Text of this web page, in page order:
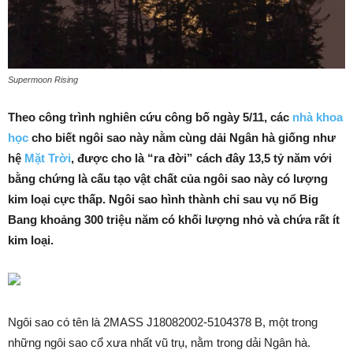
Supermoon Rising
Theo công trình nghiên cứu công bố ngày 5/11, các nhà khoa
học cho biết ngôi sao này nằm cùng dải Ngân hà giống như
hệ Mặt Trời, được cho là “ra đời” cách đây 13,5 tỷ năm với
bằng chứng là cấu tạo vật chất của ngôi sao này có lượng
kim loại cực thấp. Ngôi sao hình thành chỉ sau vụ nổ Big
Bang khoảng 300 triệu năm có khối lượng nhỏ và chứa rất ít
kim loại.
Ngôi sao có tên là 2MASS J18082002-5104378 B, một trong
những ngôi sao cổ xưa nhất vũ trụ, nằm trong dải Ngân hà.